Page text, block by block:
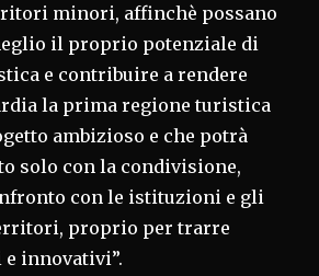
minori, affinchè possano
il proprio potenziale di
e contribuire a rendere
la prima regione turistica
ambizioso e che potrà
solo con la condivisione,
con le istituzioni e gli
proprio per trarre
innovativi”.